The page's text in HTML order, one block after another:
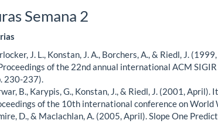
Semana 2
J. L., Konstan, J. A., Borchers, A., & Riedl, J.
of the 22nd annual international ACM
230-237).
B., Karypis, G., Konstan, J., & Riedl, J. (2001,
of the 10th international conference on World
D., & Maclachlan, A. (2005, April). Slope One